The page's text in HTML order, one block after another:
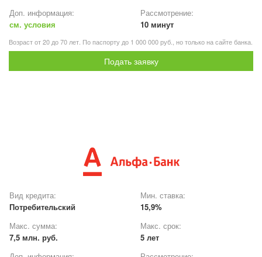
Доп. информация:
см. условия
Рассмотрение:
10 минут
Возраст от 20 до 70 лет. По паспорту до 1 000 000 руб., но только на сайте банка.
Подать заявку
Вид кредита:
Потребительский
Мин. ставка:
15,9%
Макс. сумма:
7,5 млн. руб.
Макс. срок:
5 лет